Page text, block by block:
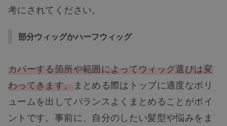
考にされてください。
部分ウィッグかハーフウィッグ
カバーする箇所や範囲によってウィッグ選びは変
わってきます。
まとめる際はトップに適度なボリ
ュームを出してバランスよくまとめることがポイ
ントです。事前に、自分のしたい髪型や悩みをま